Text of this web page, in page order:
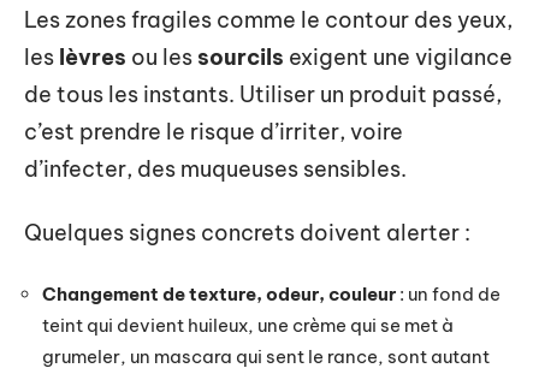
Les zones fragiles comme le contour des yeux,
les lèvres ou les sourcils exigent une vigilance
de tous les instants. Utiliser un produit passé,
c’est prendre le risque d’irriter, voire
d’infecter, des muqueuses sensibles.
Quelques signes concrets doivent alerter :
Changement de texture, odeur, couleur : un fond de
teint qui devient huileux, une crème qui se met à
grumeler, un mascara qui sent le rance, sont autant